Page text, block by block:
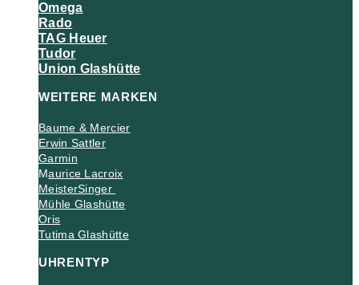
Omega
Rado
TAG Heuer
Tudor
Union Glashütte
WEITERE MARKEN
Baume & Mercier
Erwin Sattler
Garmin
Maurice Lacroix
MeisterSinger
Mühle Glashütte
Oris
Tutima Glashütte
UHRENTYP